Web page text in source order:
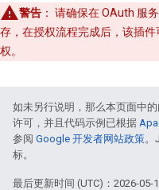
警告 ： 请确保在 OAuth 服
存，在授权流程完成后，该插
权。
如未另行说明，那么本页面中
许可，并且代码示例已根据
参阅 Google 开发者网站政策。
标。
最后更新时间 (UTC)：2026-05-